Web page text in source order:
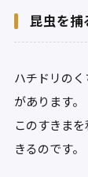
昆虫を捕
ハチドリの
があります。
このすきま
きるのです。